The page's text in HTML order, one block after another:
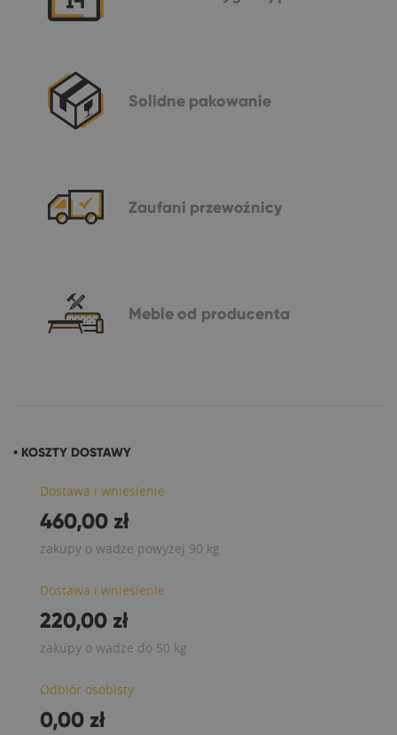
Solidne pakowanie
Zaufani przewoźnicy
Meble od producenta
• KOSZTY DOSTAWY
Dostawa i wniesienie
460,00 zł
zakupy o wadze powyżej 90 kg
Dostawa i wniesienie
220,00 zł
zakupy o wadze do 50 kg
Odbiór osobisty
0,00 zł